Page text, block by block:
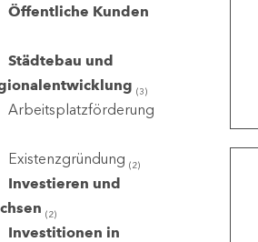
Öffentliche Kunden
Städtebau und
(3)
Arbeitsplatzförderung
Existenzgründung (2)
Investieren und
(2)
Investitionen in